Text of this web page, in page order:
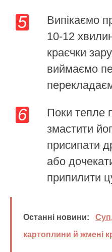
Випікаємо
10-12
краєчки
виймаємо
Поки тепле
змастити
присипати
або
припилити
Останні новини:
картоплини й жмені